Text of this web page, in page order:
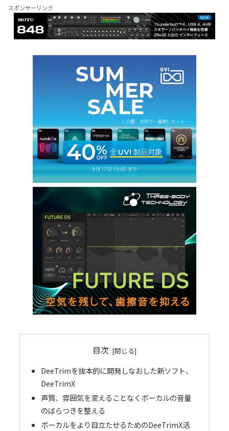
スポンサーリンク
目次
DeeTrimを抜本的に開発しなおした新ソフト、
DeeTrimX
声質、雰囲気を変えることなくボーカルの音量
のばらつきを整える
ボーカルをより目立たせるためのDeeTrimX活